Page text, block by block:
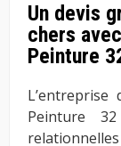
Un devis
chers
Peinture
Peinture